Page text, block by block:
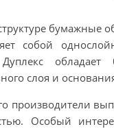
бумажные
собой
Дуплекс
слоя и
производители
Особый